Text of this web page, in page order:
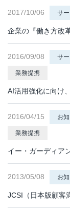
2017/10/06 サ
企業の『働き方改
2016/09/08 サ
業務提携
AI活用強化に向け
2016/04/15 お
業務提携
イー・ガーディア
2013/05/08 お
JCSI（日本版顧客